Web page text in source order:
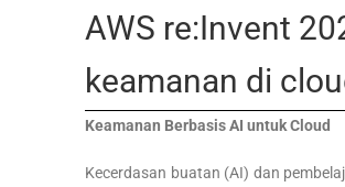
AWS re:Invent
keamanan di
Keamanan Berbasis AI untuk Cloud
Kecerdasan buatan (AI) dan